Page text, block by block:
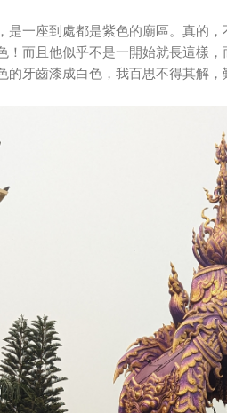
是一座到處都是紫色的廟區。真的
！而且他似乎不是一開始就長這樣
的牙齒漆成白色，我百思不得其解，